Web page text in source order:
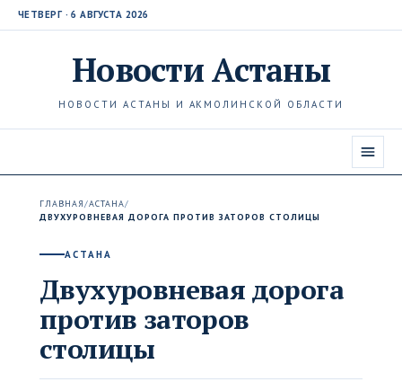
ЧЕТВЕРГ · 6 АВГУСТА 2026
НовостиАстаны
НОВОСТИ АСТАНЫ И АКМОЛИНСКОЙ ОБЛАСТИ
ГЛАВНАЯ/АСТАНА/
ДВУХУРОВНЕВАЯ ДОРОГА ПРОТИВ ЗАТОРОВ СТОЛИЦЫ
АСТАНА
Двухуровневая дорога
против заторов
столицы